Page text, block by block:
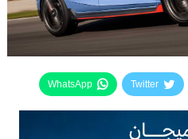
Twitter
WhatsApp